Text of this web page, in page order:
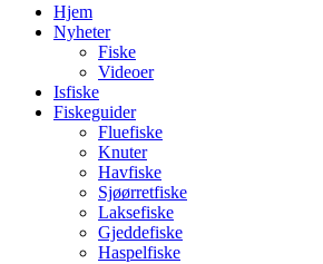
Hjem
Nyheter
Fiske
Videoer
Isfiske
Fiskeguider
Fluefiske
Knuter
Havfiske
Sjøørretfiske
Laksefiske
Gjeddefiske
Haspelfiske